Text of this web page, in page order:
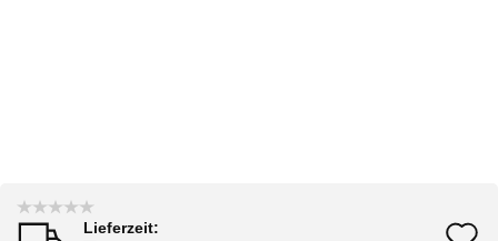
Lieferzeit: